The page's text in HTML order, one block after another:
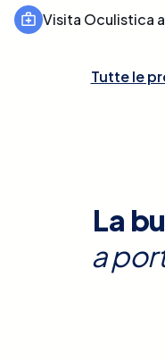
Visita Oculistica
Tutte le
La
a